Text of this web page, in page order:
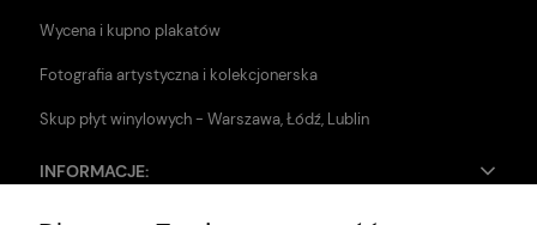
Wycena i kupno plakatów
Fotografia artystyczna i kolekcjonerska
Skup płyt winylowych - Warszawa, Łódź, Lublin
INFORMACJE: